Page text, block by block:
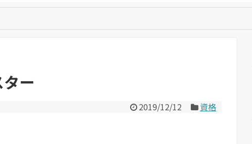
ー
2019/12/12 資格